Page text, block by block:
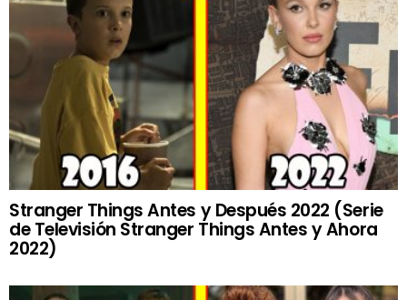
Stranger Things Antes y Después 2022 (Serie
de Televisión Stranger Things Antes y Ahora
2022)